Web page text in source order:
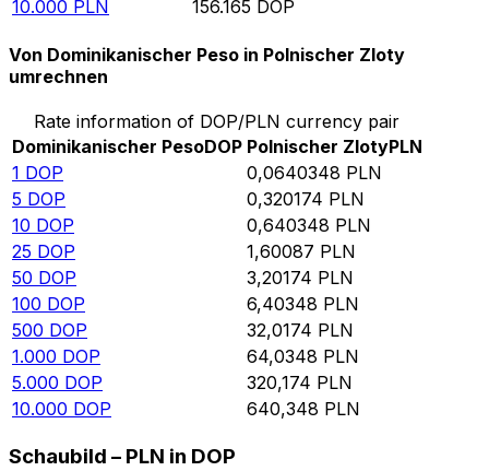
10.000 PLN 156.165 DOP
Von Dominikanischer Peso in Polnischer Zloty
umrechnen
Rate information of DOP/PLN currency pair
Dominikanischer PesoDOP Polnischer ZlotyPLN
1 DOP 0,0640348 PLN
5 DOP 0,320174 PLN
10 DOP 0,640348 PLN
25 DOP 1,60087 PLN
50 DOP 3,20174 PLN
100 DOP 6,40348 PLN
500 DOP 32,0174 PLN
1.000 DOP 64,0348 PLN
5.000 DOP 320,174 PLN
10.000 DOP 640,348 PLN
Schaubild – PLN in DOP